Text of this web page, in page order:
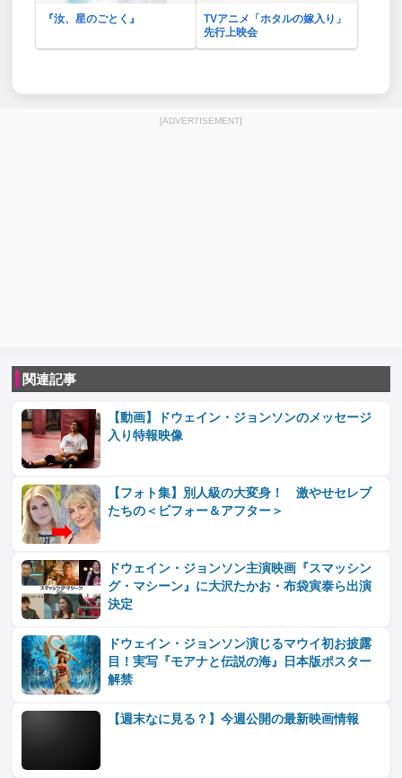
『汝、星のごとく』
TVアニメ「ホタルの嫁入り」
先行上映会
[ADVERTISEMENT]
関連記事
【動画】ドウェイン・ジョンソンのメッセージ
入り特報映像
【フォト集】別人級の大変身！ 激やせセレブ
たちの＜ビフォー＆アフター＞
ドウェイン・ジョンソン主演映画『スマッシン
グ・マシーン』に大沢たかお・布袋寅泰ら出演
決定
ドウェイン・ジョンソン演じるマウイ初お披露
目！実写『モアナと伝説の海』日本版ポスター
解禁
【週末なに見る？】今週公開の最新映画情報